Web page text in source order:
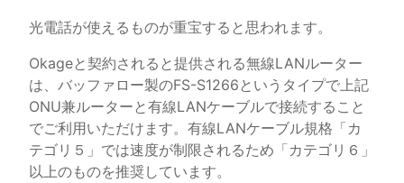
光電話が使えるものが重宝すると思われます。
Okageと契約されると提供される無線LANルーター
は、バッファロー製のFS-S1266というタイプで上記
ONU兼ルーターと有線LANケーブルで接続すること
でご利用いただけます。有線LANケーブル規格「カ
テゴリ５」では速度が制限されるため「カテゴリ６」
以上のものを推奨しています。